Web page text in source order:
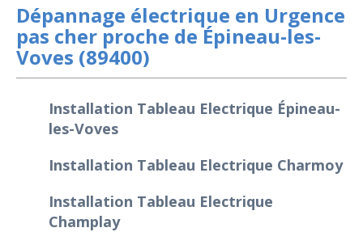
Dépannage électrique en Urgence
pas cher proche de Épineau-les-
Voves (89400)
Installation Tableau Electrique Épineau-
les-Voves
Installation Tableau Electrique Charmoy
Installation Tableau Electrique
Champlay